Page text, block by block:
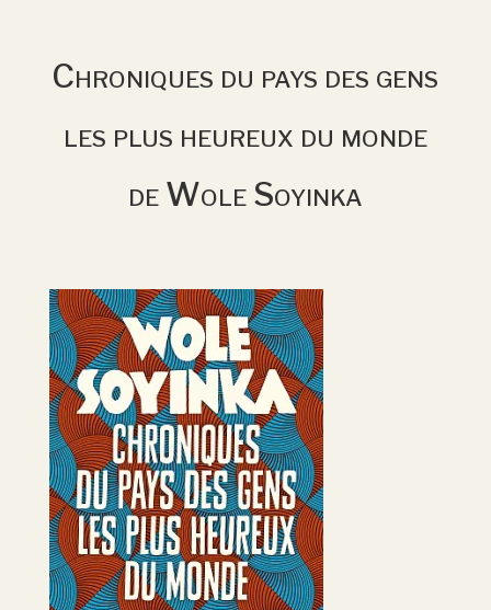
Chroniques du pays des gens
les plus heureux du monde
de Wole Soyinka